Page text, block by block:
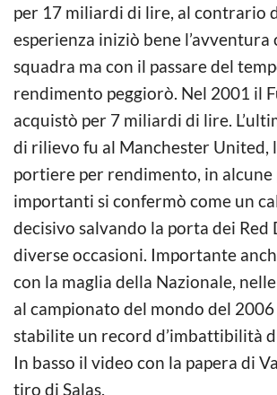
per 17 miliardi di lire, al contrario
esperienza iniziò bene l’avventura
squadra ma con il passare del
rendimento peggiorò. Nel 2001 il
acquistò per 7 miliardi di lire.
di rilievo fu al Manchester United,
portiere per rendimento, in
importanti si confermò come un
decisivo salvando la porta dei Red
diverse occasioni. Importante
con la maglia della Nazionale,
al campionato del mondo del
stabilite un record d’imbattibilità
In basso il video con la papera di
tiro di Salas.